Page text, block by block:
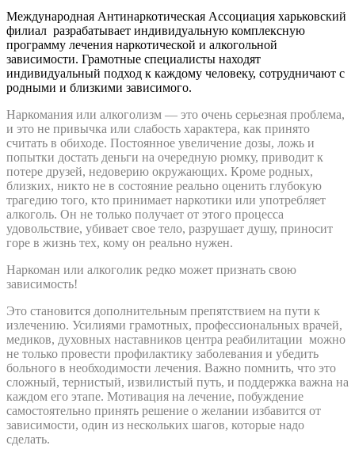
Международная Антинаркотическая Ассоциация харьковский
филиал разрабатывает индивидуальную комплексную
программу лечения наркотической и алкогольной
зависимости. Грамотные специалисты находят
индивидуальный подход к каждому человеку, сотрудничают с
родными и близкими зависимого.
Наркомания или алкоголизм — это очень серьезная проблема,
и это не привычка или слабость характера, как принято
считать в обиходе. Постоянное увеличение дозы, ложь и
попытки достать деньги на очередную рюмку, приводит к
потере друзей, недоверию окружающих. Кроме родных,
близких, никто не в состояние реально оценить глубокую
трагедию того, кто принимает наркотики или употребляет
алкоголь. Он не только получает от этого процесса
удовольствие, убивает свое тело, разрушает душу, приносит
горе в жизнь тех, кому он реально нужен.
Наркоман или алкоголик редко может признать свою
зависимость!
Это становится дополнительным препятствием на пути к
излечению. Усилиями грамотных, профессиональных врачей,
медиков, духовных наставников центра реабилитации можно
не только провести профилактику заболевания и убедить
больного в необходимости лечения. Важно помнить, что это
сложный, тернистый, извилистый путь, и поддержка важна на
каждом его этапе. Мотивация на лечение, побуждение
самостоятельно принять решение о желании избавится от
зависимости, один из нескольких шагов, которые надо
сделать.